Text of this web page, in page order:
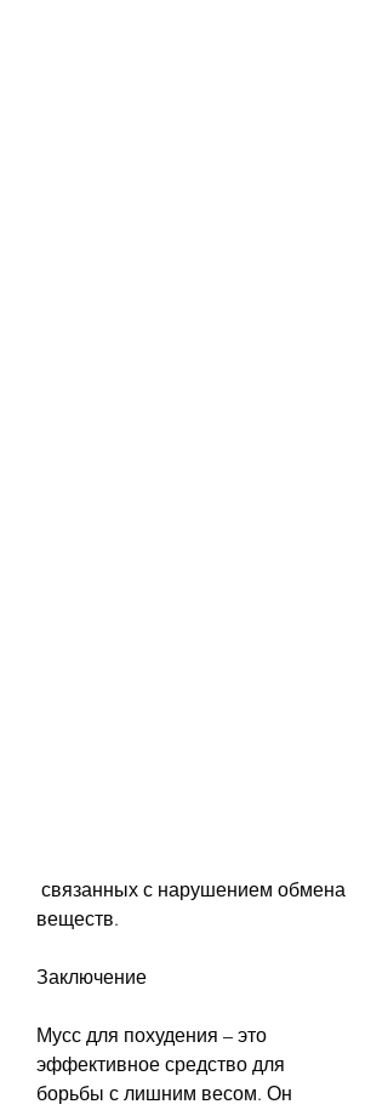
веществ.
Заключение
Мусс для похудения – это
эффективное средство для
борьбы с лишним весом. Он